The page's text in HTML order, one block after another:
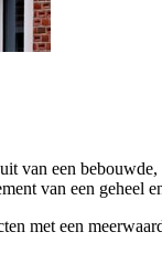
van een
van een geheel
met een